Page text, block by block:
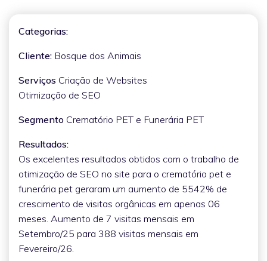
Categorias:
Cliente: Bosque dos Animais
Serviços Criação de Websites
Otimização de SEO
Segmento Crematório PET e Funerária PET
Resultados:
Os excelentes resultados obtidos com o trabalho de
otimização de SEO no site para o crematório pet e
funerária pet geraram um aumento de 5542% de
crescimento de visitas orgânicas em apenas 06
meses. Aumento de 7 visitas mensais em
Setembro/25 para 388 visitas mensais em
Fevereiro/26.